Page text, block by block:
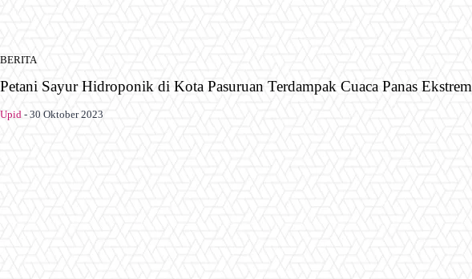
BERITA
Petani Sayur Hidroponik di Kota Pasuruan Terdampak Cuaca Panas Ekstrem
Upid - 30 Oktober 2023